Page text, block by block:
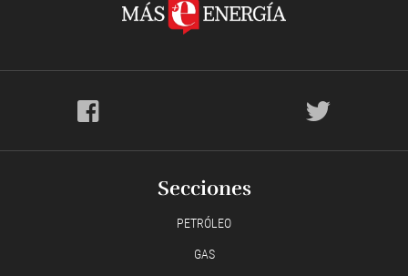
Secciones
PETRÓLEO
GAS